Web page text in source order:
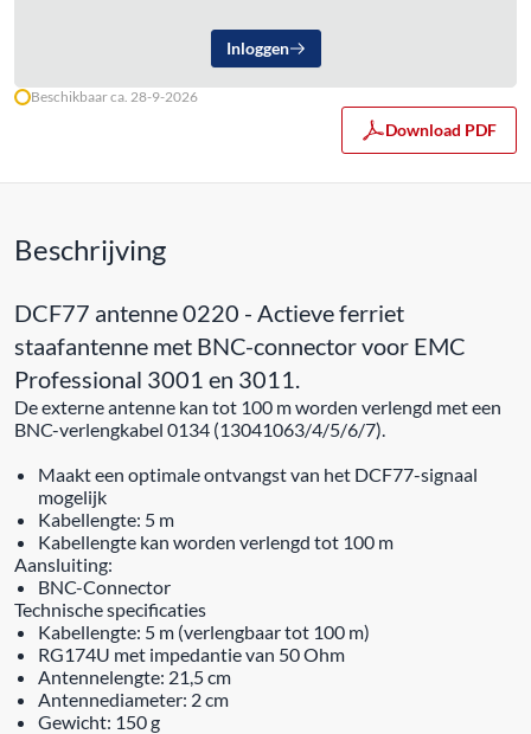
Inloggen
Beschikbaar ca. 28-9-2026
Download PDF
Beschrijving
DCF77 antenne 0220 - Actieve ferriet
staafantenne met BNC-connector voor EMC
Professional 3001 en 3011.
De externe antenne kan tot 100 m worden verlengd met een
BNC-verlengkabel 0134 (13041063/4/5/6/7).
Maakt een optimale ontvangst van het DCF77-signaal
mogelijk
Kabellengte: 5 m
Kabellengte kan worden verlengd tot 100 m
Aansluiting:
BNC-Connector
Technische specificaties
Kabellengte: 5 m (verlengbaar tot 100 m)
RG174U met impedantie van 50 Ohm
Antennelengte: 21,5 cm
Antennediameter: 2 cm
Gewicht: 150 g